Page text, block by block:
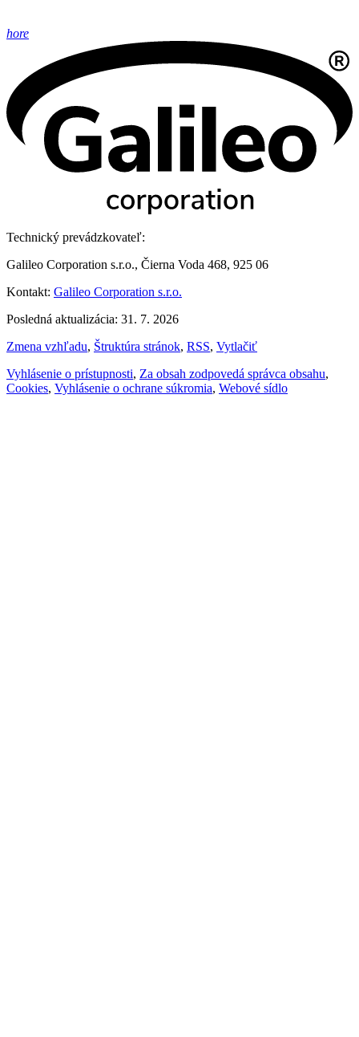
hore
Technický prevádzkovateľ:
Galileo Corporation s.r.o., Čierna Voda 468, 925 06
Kontakt: Galileo Corporation s.r.o.
Posledná aktualizácia: 31. 7. 2026
Zmena vzhľadu, Štruktúra stránok, RSS, Vytlačiť
Vyhlásenie o prístupnosti, Za obsah zodpovedá správca obsahu,
Cookies, Vyhlásenie o ochrane súkromia, Webové sídlo